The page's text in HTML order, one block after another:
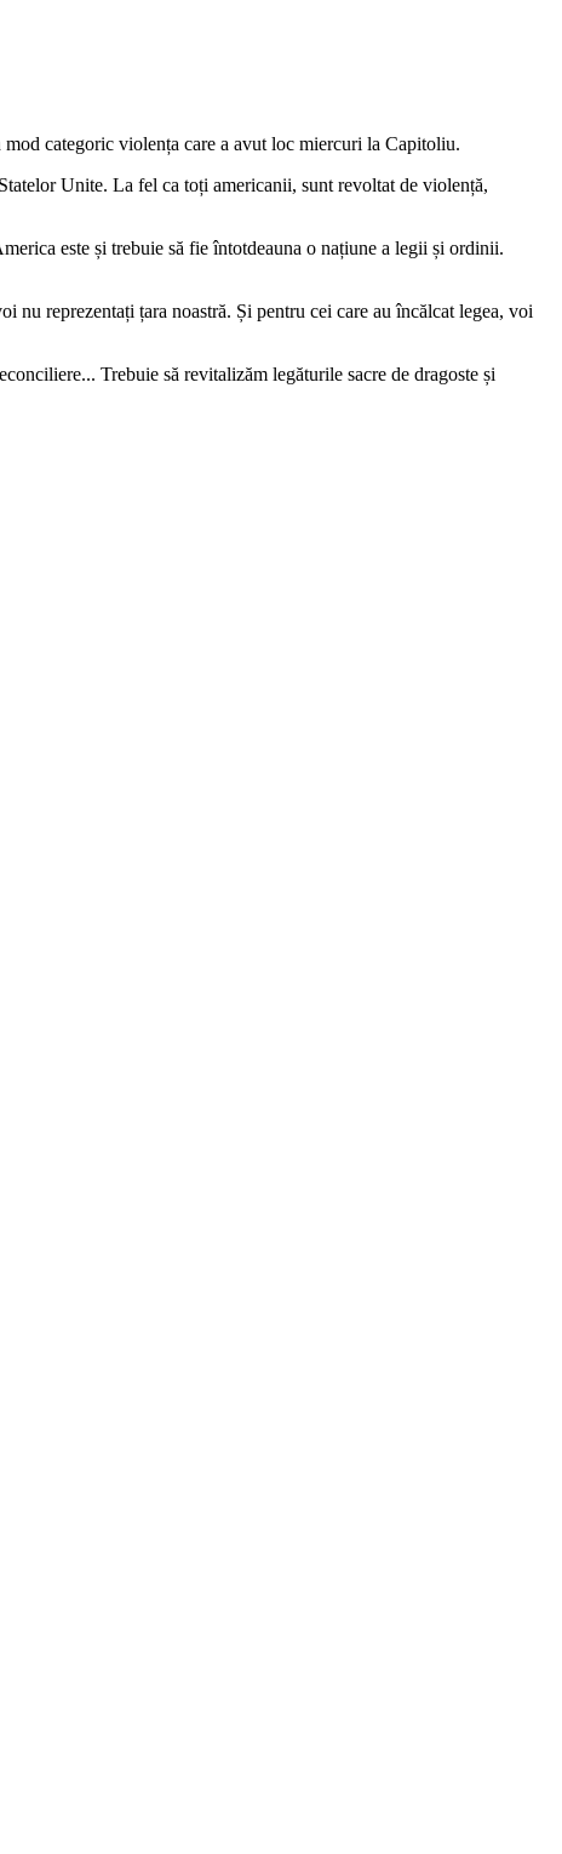
categoric violența care a avut loc miercuri la Capitoliu.
Unite. La fel ca toți americanii, sunt revoltat de violență,
este și trebuie să fie întotdeauna o națiune a legii și ordinii.
nu reprezentați țara noastră. Și pentru cei care au încălcat legea, voi
Trebuie să revitalizăm legăturile sacre de dragoste și